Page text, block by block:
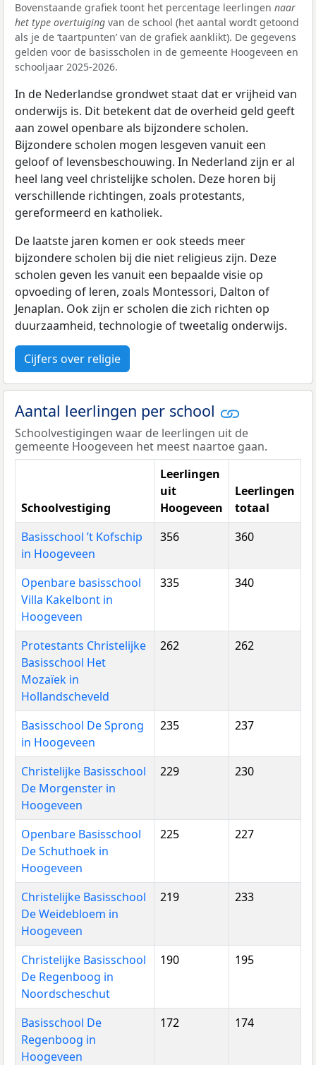
Bovenstaande grafiek toont het percentage leerlingen naar
het type overtuiging van de school (het aantal wordt getoond
als je de ‘taartpunten’ van de grafiek aanklikt). De gegevens
gelden voor de basisscholen in de gemeente Hoogeveen en
schooljaar 2025-2026.
In de Nederlandse grondwet staat dat er vrijheid van
onderwijs is. Dit betekent dat de overheid geld geeft
aan zowel openbare als bijzondere scholen.
Bijzondere scholen mogen lesgeven vanuit een
geloof of levensbeschouwing. In Nederland zijn er al
heel lang veel christelijke scholen. Deze horen bij
verschillende richtingen, zoals protestants,
gereformeerd en katholiek.
De laatste jaren komen er ook steeds meer
bijzondere scholen bij die niet religieus zijn. Deze
scholen geven les vanuit een bepaalde visie op
opvoeding of leren, zoals Montessori, Dalton of
Jenaplan. Ook zijn er scholen die zich richten op
duurzaamheid, technologie of tweetalig onderwijs.
Cijfers over religie
Aantal leerlingen per school
Schoolvestigingen waar de leerlingen uit de
gemeente Hoogeveen het meest naartoe gaan.
Schoolvestiging
Leerlingen
uit
Hoogeveen
Leerlingen
totaal
Basisschool ’t Kofschip
in Hoogeveen
356 360
Openbare basisschool
Villa Kakelbont in
Hoogeveen
335 340
Protestants Christelijke
Basisschool Het
Mozaïek in
Hollandscheveld
262 262
Basisschool De Sprong
in Hoogeveen
235 237
Christelijke Basisschool
De Morgenster in
Hoogeveen
229 230
Openbare Basisschool
De Schuthoek in
Hoogeveen
225 227
Christelijke Basisschool
De Weidebloem in
Hoogeveen
219 233
Christelijke Basisschool
De Regenboog in
Noordscheschut
190 195
Basisschool De
Regenboog in
Hoogeveen
172 174